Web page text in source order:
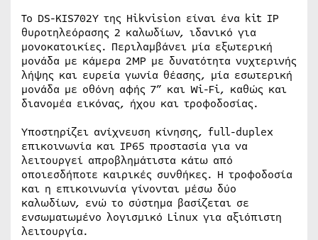
Το DS-KIS702Y της Hikvision είναι ένα kit IP
θυροτηλεόρασης 2 καλωδίων, ιδανικό για
μονοκατοικίες. Περιλαμβάνει μία εξωτερική
μονάδα με κάμερα 2MP με δυνατότητα νυχτερινής
λήψης και ευρεία γωνία θέασης, μία εσωτερική
μονάδα με οθόνη αφής 7” και Wi-Fi, καθώς και
διανομέα εικόνας, ήχου και τροφοδοσίας.
Υποστηρίζει ανίχνευση κίνησης, full-duplex
επικοινωνία και IP65 προστασία για να
λειτουργεί απροβλημάτιστα κάτω από
οποιεσδήποτε καιρικές συνθήκες. Η τροφοδοσία
και η επικοινωνία γίνονται μέσω δύο
καλωδίων, ενώ το σύστημα βασίζεται σε
ενσωματωμένο λογισμικό Linux για αξιόπιστη
λειτουργία.